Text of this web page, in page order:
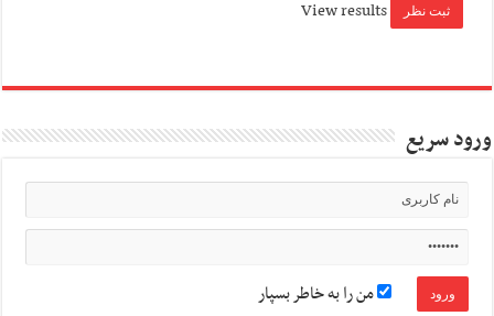
View results
ورود سریع
من را به خاطر بسپار